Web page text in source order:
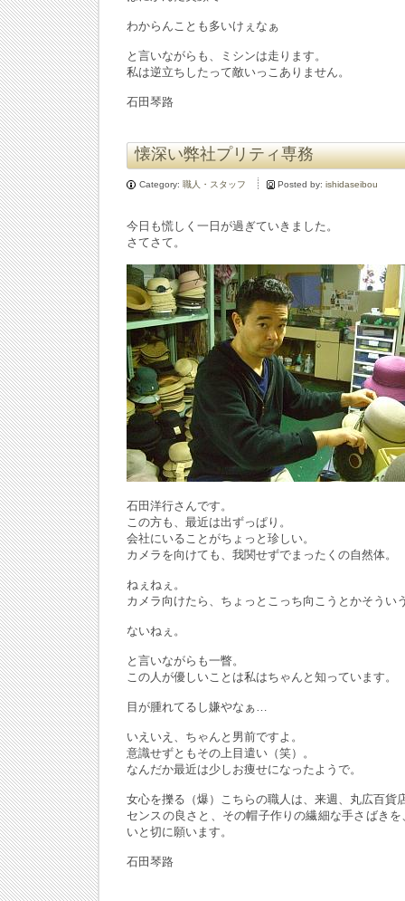
わからんことも多いけぇなぁ
と言いながらも、ミシンは走ります。
私は逆立ちしたって敵いっこありません。
石田琴路
懐深い弊社プリティ専務
Category: 職人・スタッフ Posted by: ishidaseibou
今日も慌しく一日が過ぎていきました。
さてさて。
石田洋行さんです。
この方も、最近は出ずっぱり。
会社にいることがちょっと珍しい。
カメラを向けても、我関せずでまったくの自然体。
ねぇねぇ。
カメラ向けたら、ちょっとこっち向こうとかそうい
ないねぇ。
と言いながらも一瞥。
この人が優しいことは私はちゃんと知っています。
目が腫れてるし嫌やなぁ…
いえいえ、ちゃんと男前ですよ。
意識せずともその上目遣い（笑）。
なんだか最近は少しお痩せになったようで。
女心を擽る（爆）こちらの職人は、来週、丸広百貨
センスの良さと、その帽子作りの繊細な手さばき
いと切に願います。
石田琴路